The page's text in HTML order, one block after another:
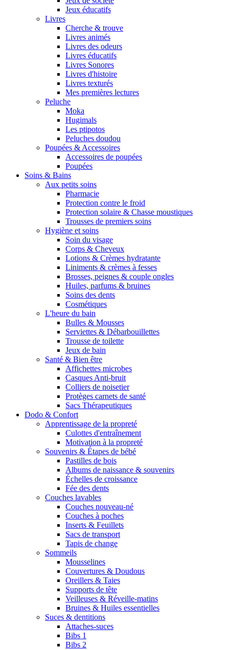
Jeux éducatifs
Livres
Cherche & trouve
Livres animés
Livres des odeurs
Livres éducatifs
Livres Sonores
Livres d'histoire
Livres texturés
Mes premières lectures
Peluche
Moka
Hugimals
Les ptipotos
Peluches doudou
Poupées & Accessoires
Accessoires de poupées
Poupées
Soins & Bains
Aux petits soins
Pharmacie
Protection contre le froid
Protection solaire & Chasse moustiques
Trousses de premiers soins
Hygiène et soins
Soin du visage
Corps & Cheveux
Lotions & Crèmes hydratante
Liniments & crèmes à fesses
Brosses, peignes & couple ongles
Huiles, parfums & bruines
Soins des dents
Cosmétiques
L'heure du bain
Bulles & Mousses
Serviettes & Débarbouillettes
Trousse de toilette
Jeux de bain
Santé & Bien être
Affichettes microbes
Casques Anti-bruit
Colliers de noisetier
Protèges carnets de santé
Sacs Thérapeutiques
Dodo & Confort
Apprentissage de la propreté
Culottes d'entraînement
Motivation à la propreté
Souvenirs & Étapes de bébé
Pastilles de bois
Albums de naissance & souvenirs
Échelles de croissance
Fée des dents
Couches lavables
Couches nouveau-né
Couches à poches
Inserts & Feuillets
Sacs de transport
Tapis de change
Sommeils
Mousselines
Couvertures & Doudous
Oreillers & Taies
Supports de tête
Veilleuses & Réveille-matins
Bruines & Huiles essentielles
Suces & dentitions
Attaches-suces
Bibs 1
Bibs 2